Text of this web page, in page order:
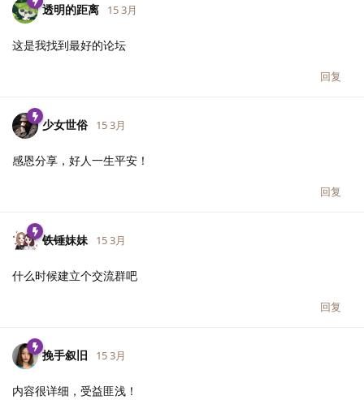
透明的距离 15 3月
这是我找到最好的论坛
回复
少女世俗 15 3月
感恩分享，好人一生平安！
回复
铁锤妹妹 15 3月
什么时候建立个交流群吧
回复
挽手叙旧 15 3月
内容很详细，受益匪浅！